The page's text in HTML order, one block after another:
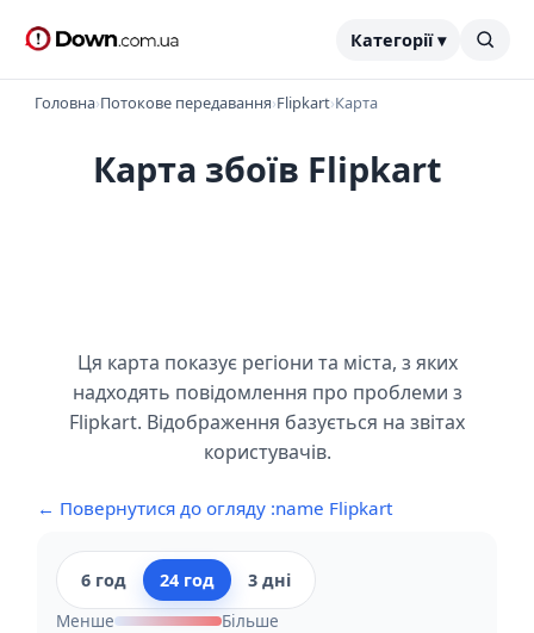
Категорії ▾
Головна›Потокове передавання›Flipkart›Карта
Карта збоїв Flipkart
Ця карта показує регіони та міста, з яких
надходять повідомлення про проблеми з
Flipkart. Відображення базується на звітах
користувачів.
← Повернутися до огляду :name Flipkart
6 год 24 год
3 дні
Менше
Більше